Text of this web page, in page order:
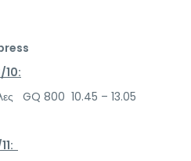
10:
GQ 800 10.45 – 13.05